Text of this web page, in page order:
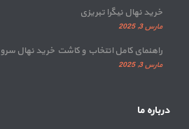
خرید نهال نیگرا تبریزی
مارس 3, 2025
راهنمای کامل انتخاب و کاشت خرید نهال سرو
مارس 3, 2025
درباره ما